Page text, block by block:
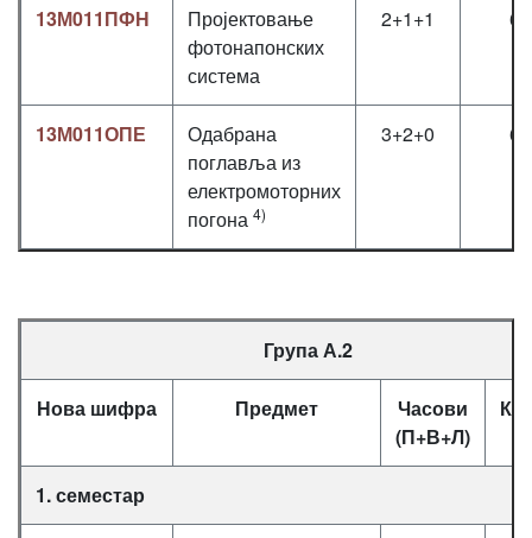
13М011ПФН
Пројектовање
фотонапонских
система
2+1+1 6
13М011ОПЕ
Одабрана
поглавља из
електромоторних
погона 4)
3+2+0 6
Група А.2
Нова шифра Предмет
Часови
(П+В+Л)
1. семестар